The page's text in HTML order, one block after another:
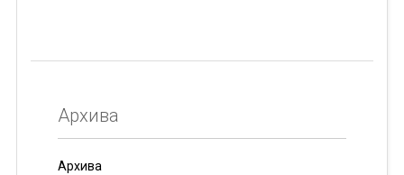
Архива
Архива